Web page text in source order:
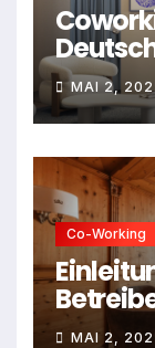
2025
MAI 2,
Co-Working
MAI 2,